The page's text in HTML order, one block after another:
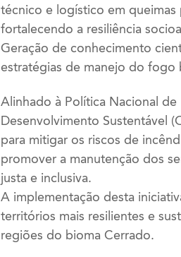
técnico e logístico em queimas
fortalecendo a resiliência
Geração de conhecimento
estratégias de manejo do fogo
Alinhado à Política Nacional
Desenvolvimento Sustentável
para mitigar os riscos de
promover a manutenção dos
justa e inclusiva.
A implementação desta
territórios mais resilientes e
regiões do bioma Cerrado.